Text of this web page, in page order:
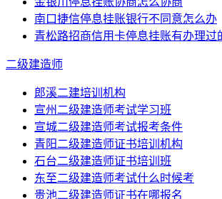
南口捷信停息挂账银行不同意怎么办
青松路招商信用卡停息挂账有办理过
二级建造师
郎溪二建培训机构
宣州二级建造师考试学习班
宣城二级建造师考试报考条件
青阳二级建造师证书培训机构
石台二级建造师证书培训班
东至二级建造师考试什么时候考
贵池二级建造师证书在哪报名